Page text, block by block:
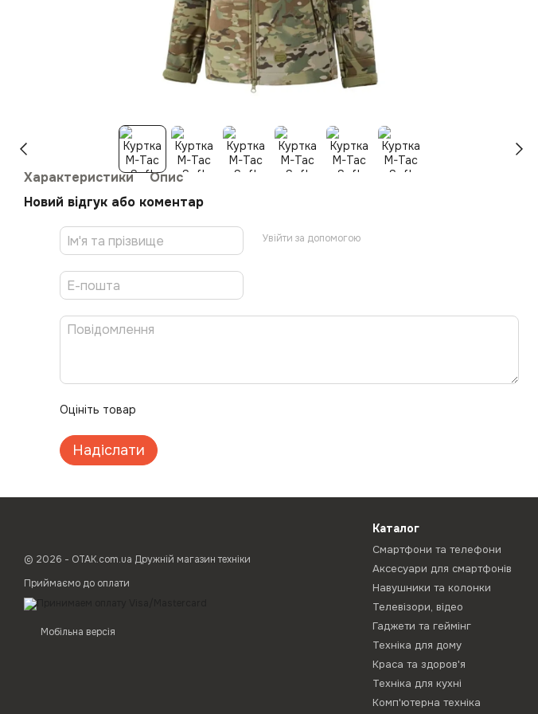
Характеристики
Опис
Новий відгук або коментар
Увійти за допомогою
Оцініть товар
Надіслати
© 2026 - ОТАК.com.ua Дружній магазин техніки
Приймаємо до оплати
Мобільна версія
Каталог
Смартфони та телефони
Аксесуари для смартфонів
Навушники та колонки
Телевізори, відео
Гаджети та геймінг
Техніка для дому
Краса та здоров'я
Техніка для кухні
Комп'ютерна техніка